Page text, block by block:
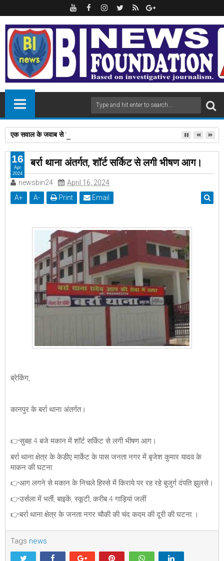
एक सवाल के जवाब से मिला 'पद्मश्री', विदेशी टूरिस्ट के संतरे का दाम पूछने पर,अनपढ़
बर्रा थाना अंतर्गत, शॉर्ट सर्किट से लगी भीषण आग।
newsbin24
April 16, 2024
A+ A- Print Email
ब्रेकिंग,
कानपुर के बर्रा थाना अंतर्गत।
👉सुबह 4 बजे मकान में शॉर्ट सर्किट से लगी भीषण आग।
बर्रा थाना क्षेत्र के केडीए मार्केट के पास जनता नगर में बृजेश कुमार यादव के
माकन की घटना
👉आग लगने से मकान के निचले हिस्से में किराये पर रह रहे बुजुर्ग दंपति झुलसे।
👉उर्सला में भर्ती, बाइकें, स्कूटी, करीब 4 गाड़ियां जलीं
👉बर्रा थाना क्षेत्र के जनता नगर चौकी की चंद कदम की दूरी की घटना.।
Tags news
16
Apr
2024